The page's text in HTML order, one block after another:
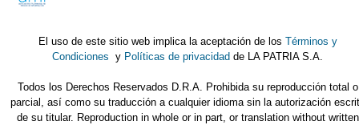
El uso de este sitio web implica la aceptación de los Términos y
Condiciones y Políticas de privacidad de LA PATRIA S.A.
Todos los Derechos Reservados D.R.A. Prohibida su reproducción total o
parcial, así como su traducción a cualquier idioma sin la autorización
de su titular. Reproduction in whole or in part, or translation without written